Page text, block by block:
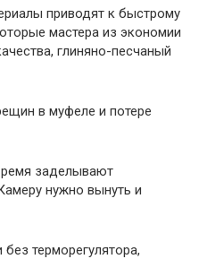
приводят к быстрому
мастера из экономии
глиняно-песчаный
в муфеле и потере
заделывают
нужно вынуть и
терморегулятора,